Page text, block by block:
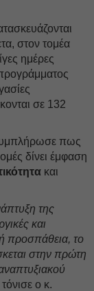
στον τομέα
ημέρες
σε 132
πως
δίνει έμφαση
και
της
και
προσπάθεια, το
στην πρώτη
τόνισε ο κ.